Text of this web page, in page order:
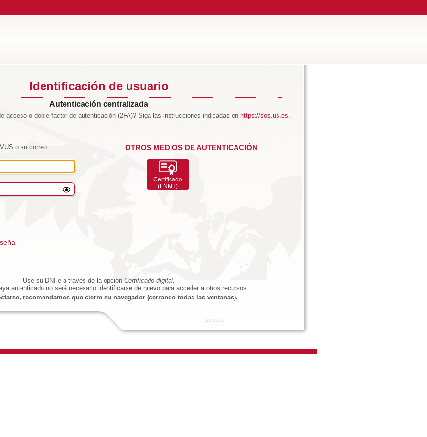
Identificación de usuario
Autenticación centralizada
acceso o doble factor de autenticación (2FA)? Siga las instrucciones indicadas en https://sos.us.es.
o su correo OTROS MEDIOS DE AUTENTICACIÓN
Certificado
(FNMT)
Use su DNI-e a través de la opción Certificado digital.
autenticado no será necesario identificarse de nuevo para acceder a otros recursos.
recomendamos que cierre su navegador (cerrando todas las ventanas).
[SIC US 03]